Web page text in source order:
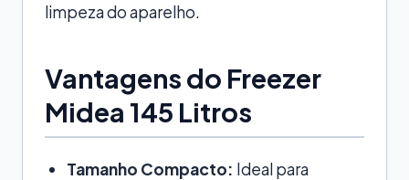
limpeza do aparelho.
Vantagens do Freezer
Midea 145 Litros
Tamanho Compacto: Ideal para